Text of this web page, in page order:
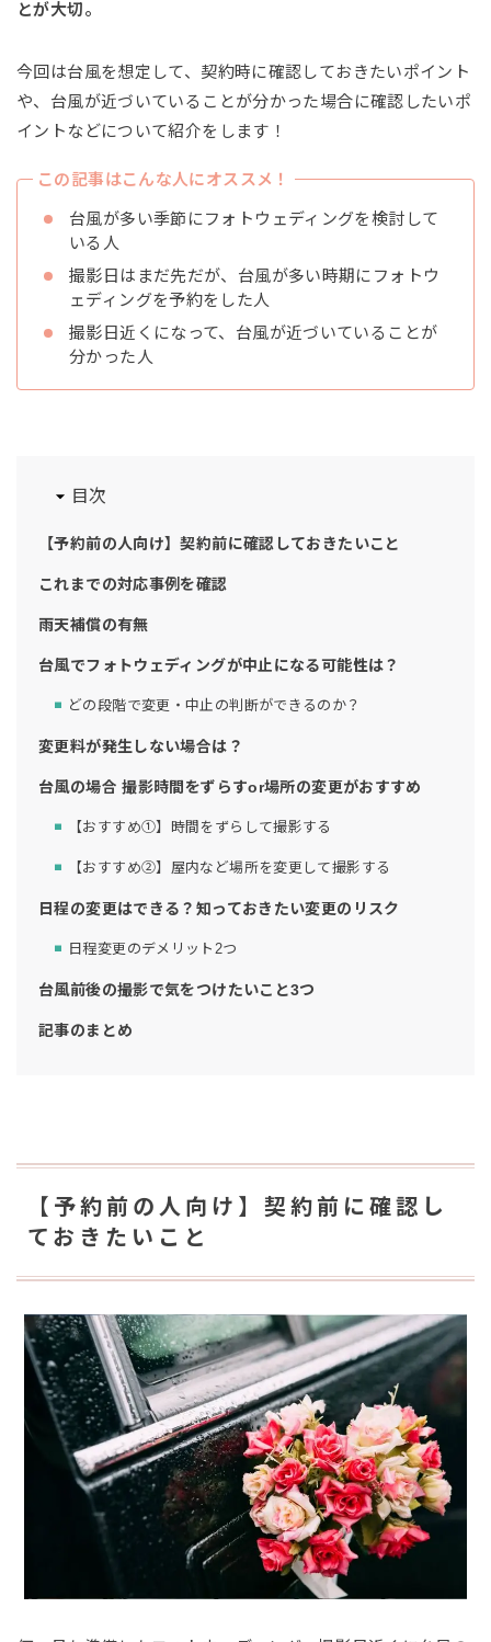
とが大切。
今回は台風を想定して、契約時に確認しておきたいポイント
や、台風が近づいていることが分かった場合に確認したいポ
イントなどについて紹介をします！
この記事はこんな人にオススメ！
台風が多い季節にフォトウェディングを検討して
いる人
撮影日はまだ先だが、台風が多い時期にフォトウ
ェディングを予約をした人
撮影日近くになって、台風が近づいていることが
分かった人
目次
【予約前の人向け】契約前に確認しておきたいこと
これまでの対応事例を確認
雨天補償の有無
台風でフォトウェディングが中止になる可能性は？
どの段階で変更・中止の判断ができるのか？
変更料が発生しない場合は？
台風の場合 撮影時間をずらすor場所の変更がおすすめ
【おすすめ①】時間をずらして撮影する
【おすすめ②】屋内など場所を変更して撮影する
日程の変更はできる？知っておきたい変更のリスク
日程変更のデメリット2つ
台風前後の撮影で気をつけたいこと3つ
記事のまとめ
【予約前の人向け】契約前に確認し
ておきたいこと